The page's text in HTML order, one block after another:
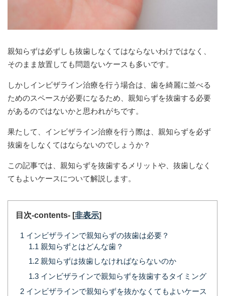
親知らずは必ずしも抜歯しなくてはならないわけではなく、
そのまま放置しても問題ないケースも多いです。
しかしインビザライン治療を行う場合は、歯を綺麗に並べる
ためのスペースが必要になるため、親知らずを抜歯する必要
があるのではないかと思われがちです。
果たして、インビザライン治療を行う際は、親知らずを必ず
抜歯をしなくてはならないのでしょうか？
この記事では、親知らずを抜歯するメリットや、抜歯しなく
てもよいケースについて解説します。
目次-contents- [非表示]
1 インビザラインで親知らずの抜歯は必要？
1.1 親知らずとはどんな歯？
1.2親知らずは抜歯しなければならないのか
1.3インビザラインで親知らずを抜歯するタイミング
2 インビザラインで親知らずを抜かなくてもよいケース